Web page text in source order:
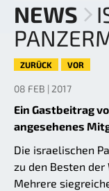
NEWS
ZURÜCK VOR
08 FEB | 2017
Ein Gastbeitrag
angesehenes
Die israelischen
zu den Besten
Mehrere